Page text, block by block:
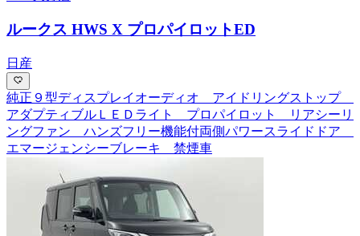
ルークス HWS X プロパイロットED
日産
純正９型ディスプレイオーディオ アイドリングストップ
アダプティブルＬＥＤライト プロパイロット リアシーリ
ングファン ハンズフリー機能付両側パワースライドドア
エマージェンシーブレーキ 禁煙車